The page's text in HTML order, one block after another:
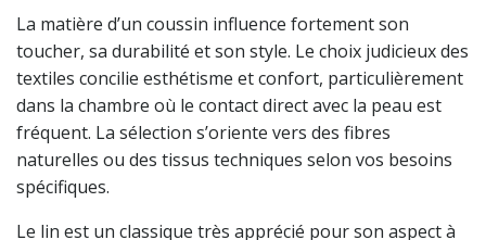
La matière d’un coussin influence fortement son
toucher, sa durabilité et son style. Le choix judicieux des
textiles concilie esthétisme et confort, particulièrement
dans la chambre où le contact direct avec la peau est
fréquent. La sélection s’oriente vers des fibres
naturelles ou des tissus techniques selon vos besoins
spécifiques.
Le lin est un classique très apprécié pour son aspect à